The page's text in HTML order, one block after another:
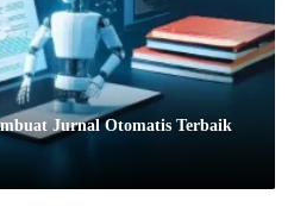
Jurnal Otomatis Terbaik